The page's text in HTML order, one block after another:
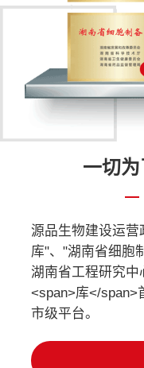
一切
源品生物建设运
库"、"湖南省细胞
湖南省工程研究中
<span>库</span>
市级平台。